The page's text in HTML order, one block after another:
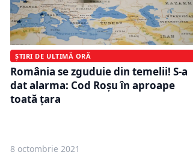
ȘTIRI DE ULTIMĂ ORĂ
România se zguduie din temelii! S-a
dat alarma: Cod Roşu în aproape
toată țara
8 octombrie 2021